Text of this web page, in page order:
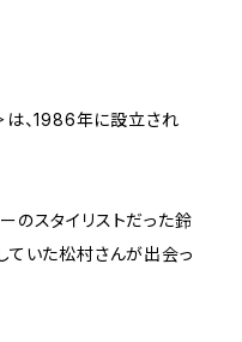
、1986年に設立され
のスタイリストだった鈴
ていた松村さんが出会っ